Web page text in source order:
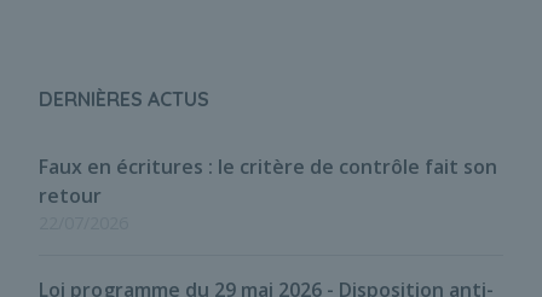
DERNIÈRES ACTUS
Faux en écritures : le critère de contrôle fait son
retour
Loi programme du 29 mai 2026 - Disposition anti-